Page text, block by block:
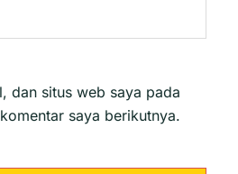
dan situs web saya pada
saya berikutnya.